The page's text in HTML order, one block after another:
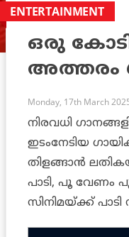
ENTERTAINMENT
ഒരു
അത്തരം
Monday, 17th March
നിരവധി
ഇടംനേടിയ
തിളങ്ങാന്‍
പാടി, പൂ വേണം
സിനിമയ്ക്ക്